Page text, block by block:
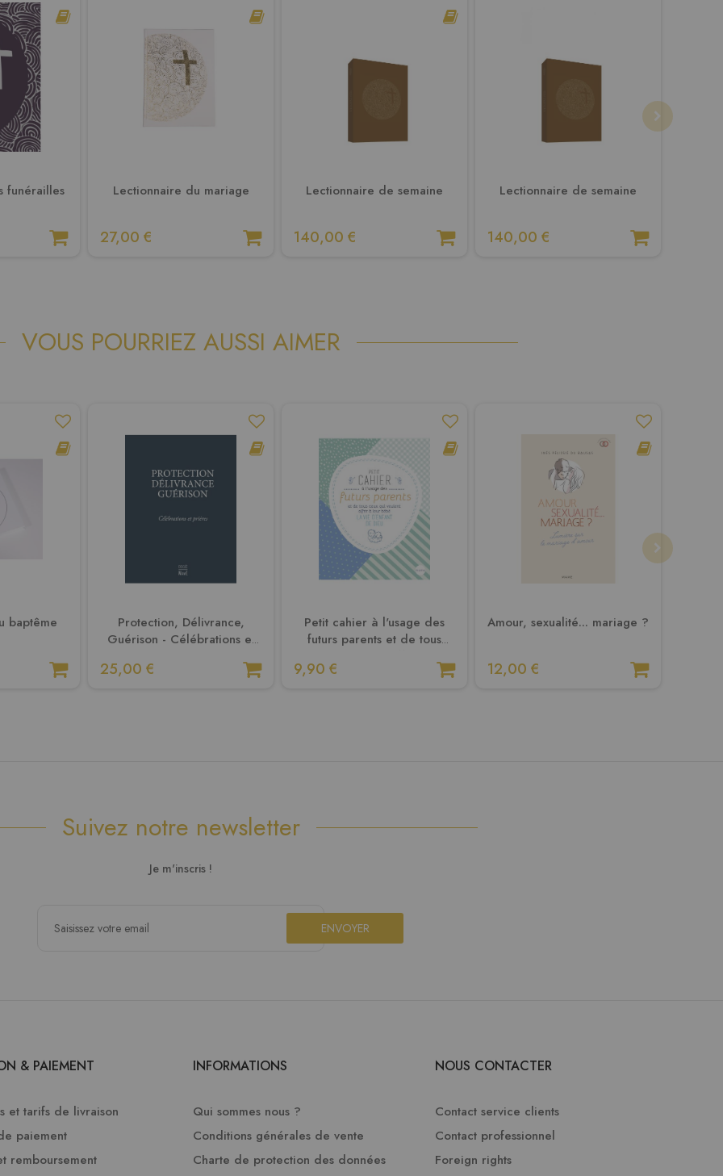
funérailles
Lectionnaire du mariage
27,00 €
Lectionnaire de semaine
140,00 €
Lectionnaire de semaine
140,00 €
VOUS POURRIEZ AUSSI AIMER
baptême
Protection, Délivrance,
Guérison - Célébrations et
25,00 €
Petit cahier à l'usage des
futurs parents et de tous
bébé la vie d'enfant de Dieu
9,90 €
Amour, sexualité... mariage ?
12,00 €
Suivez notre newsletter
Je m'inscris !
ENVOYER
& PAIEMENT
et tarifs de livraison
paiement
remboursement
INFORMATIONS
Qui sommes nous ?
Conditions générales de vente
Charte de protection des données
NOUS CONTACTER
Contact service clients
Contact professionnel
Foreign rights